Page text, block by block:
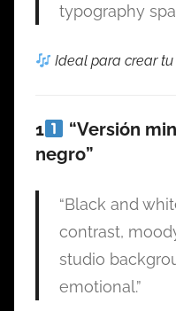
typography
Ideal para crear tu
1
“Versión
negro”
“Black and
contrast,
studio
emotional.”